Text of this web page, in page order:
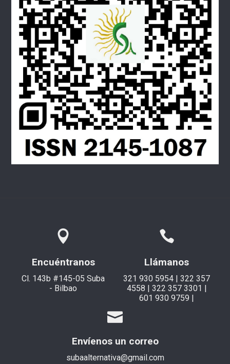
Encuéntranos
Cl. 143b #145-05 Suba
- Bilbao
Llámanos
321 930 5954 | 322 357
4558 | 322 357 3301 |
601 930 9759 |
Envíenos un correo
subaalternativa@gmail.com